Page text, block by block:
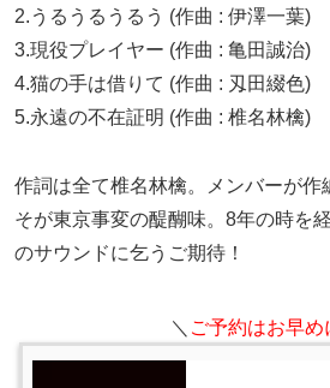
2.うるうるうるう (作曲 : 伊澤一葉)
3.現役プレイヤー (作曲 : 亀田誠治)
4.猫の手は借りて (作曲 : 刄田綴色)
5.永遠の不在証明 (作曲 : 椎名林檎)
作詞は全て椎名林檎。メンバーが作
そが東京事変の醍醐味。8年の時を
のサウンドに乞うご期待！
＼ ご予約はお早め